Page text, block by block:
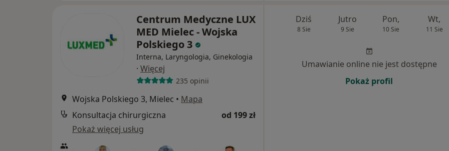
Centrum Medyczne LUX
MED Mielec - Wojska
Polskiego 3
Interna, Laryngologia, Ginekologia
· Więcej
235 opinii
Wojska Polskiego 3, Mielec • Mapa
Konsultacja chirurgiczna
od 199 zł
Pokaż więcej usług
Dziś
8 Sie
Jutro
9 Sie
Pon,
10 Sie
Wt,
11 Sie
Umawianie online nie jest dostępne
Pokaż profil